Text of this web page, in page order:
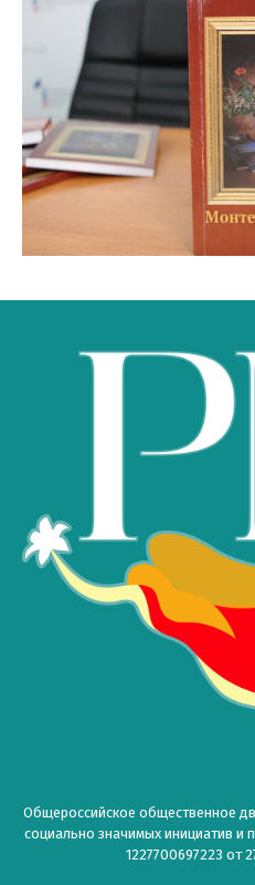
Общероссийское общественное
социально значимых инициатив и
1227700697223 от